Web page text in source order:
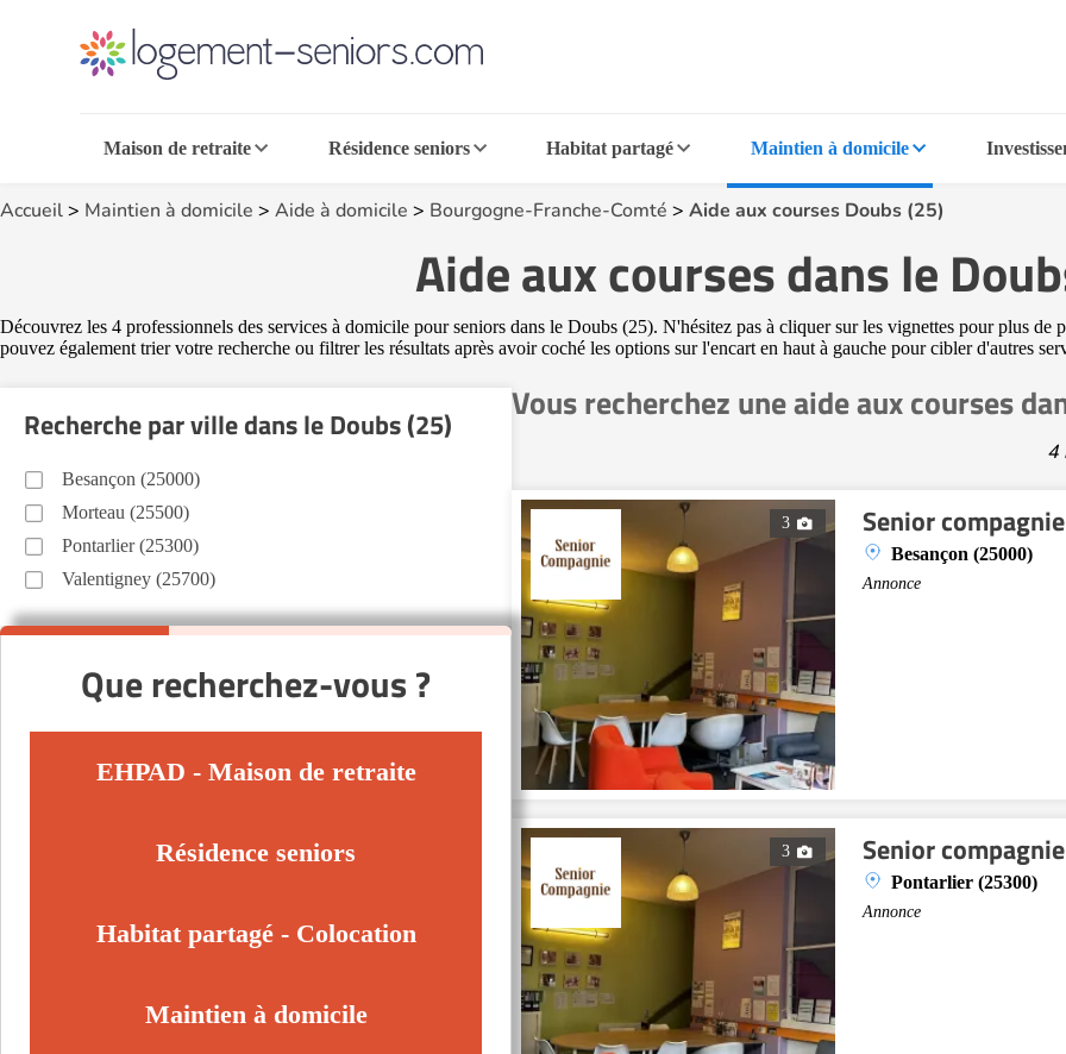
Maison de retraite Résidence seniors Habitat partagé Maintien à domicile
Accueil> Maintien à domicile > Aide à domicile > Bourgogne-Franche-Comté > Aide aux courses Doubs (25)
Aide aux courses dans le
Découvrez les 4 professionnels des services à domicile pour seniors dans le Doubs (25). N'hésitez pas à cliquer sur les vignettes pour plus de
pouvez également trier votre recherche ou filtrer les résultats après avoir coché les options sur l'encart en haut à gauche pour cibler d'autres
Vous recherchez une aide aux courses
4
3 Senior
Besançon (25000)
Annonce
3 Senior
Pontarlier (25300)
Annonce
Recherche par ville dans le Doubs (25)
Besançon (25000)
Morteau (25500)
Pontarlier (25300)
Valentigney (25700)
Que recherchez-vous ?
EHPAD - Maison de retraite
Résidence seniors
Habitat partagé - Colocation
Maintien à domicile